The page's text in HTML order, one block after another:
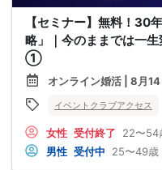
【セミナー】無料！30
略」｜今のままでは一
①
オンライン婚活 | 8月
イベントクラブアクセス
女性 受付終了 22〜54
男性 受付中 25〜49歳